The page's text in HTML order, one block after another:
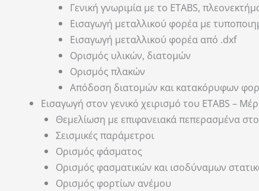
Γενική γνωριμία με το ETABS,
Εισαγωγή μεταλλικού φορέα με
Εισαγωγή μεταλλικού φορέα από .dxf
Ορισμός υλικών, διατομών
Ορισμός πλακών
Απόδοση διατομών και κατακόρυφων
Εισαγωγή στον γενικό χειρισμό του ETABS –
Θεμελίωση με επιφανειακά πεπερασμένα
Σεισμικές παράμετροι
Ορισμός φάσματος
Ορισμός φασματικών και ισοδύναμων
Ορισμός φορτίων ανέμου